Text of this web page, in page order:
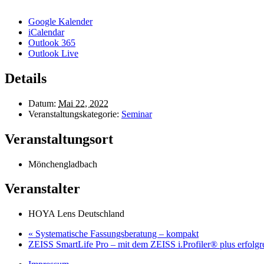
Google Kalender
iCalendar
Outlook 365
Outlook Live
Details
Datum: Mai 22, 2022
Veranstaltungskategorie: Seminar
Veranstaltungsort
Mönchengladbach
Veranstalter
HOYA Lens Deutschland
« Systematische Fassungsberatung – kompakt
ZEISS SmartLife Pro – mit dem ZEISS i.Profiler® plus